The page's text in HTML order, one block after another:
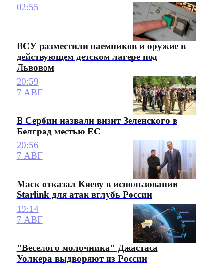
02:55
ВСУ разместили наемников и оружие в
действующем детском лагере под
Львовом
20:59
7 АВГ
В Сербии назвали визит Зеленского в
Белград местью ЕС
20:56
7 АВГ
Маск отказал Киеву в использовании
Starlink для атак вглубь России
19:14
7 АВГ
"Веселого молочника" Джастаса
Уолкера выдворяют из России